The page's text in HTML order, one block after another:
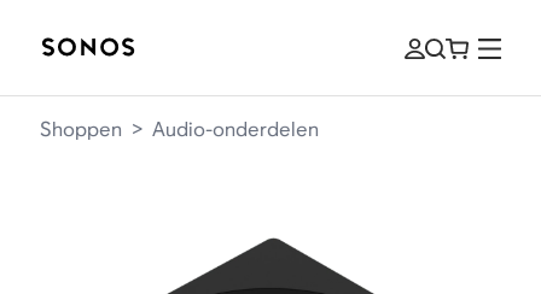
Shoppen > Audio-onderdelen